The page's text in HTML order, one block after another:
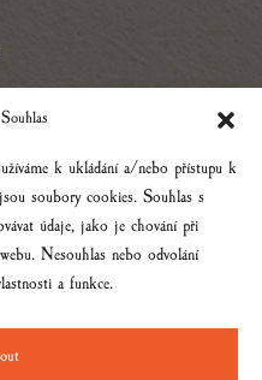
k ukládání a/nebo přístupu k
soubory cookies. Souhlas s
údaje, jako je chování při
Nesouhlas nebo odvolání
a funkce.